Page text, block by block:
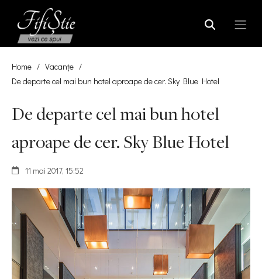
Home / Vacanțe /
De departe cel mai bun hotel aproape de cer. Sky Blue Hotel
De departe cel mai bun hotel
aproape de cer. Sky Blue Hotel
11 mai 2017, 15:52